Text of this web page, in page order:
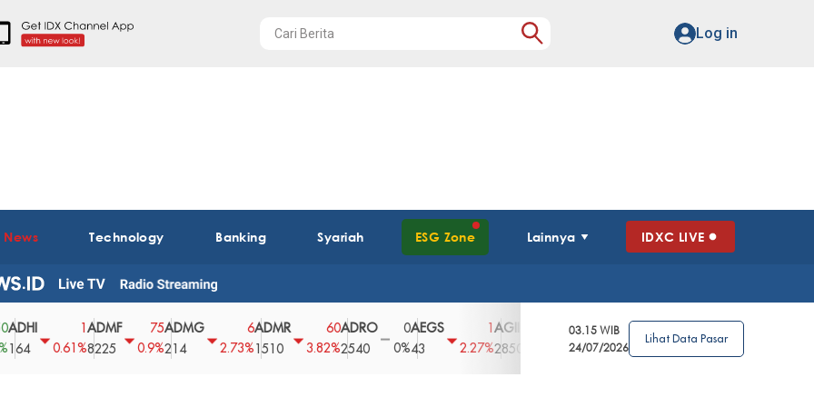
Log in
Technology Banking Syariah ESG Zone Lainnya IDXC LIVE
0.61%
ADMF
8225
75
0.9%
ADMG
214
2.73%
ADMR
1510
60
3.82%
ADRO
2540
0
0%
AEGS
2.27% 2850
3.39%
AGRO
2.63%
AGRS
62
0%
03.15 WIB
24/07/2026
Lihat Data Pasar